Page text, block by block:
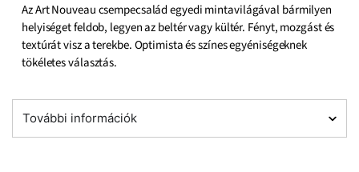
Az Art Nouveau csempecsalád egyedi mintavilágával bármilyen
helyiséget feldob, legyen az beltér vagy kültér. Fényt, mozgást és
textúrát visz a terekbe. Optimista és színes egyéniségeknek
tökéletes választás.
További információk